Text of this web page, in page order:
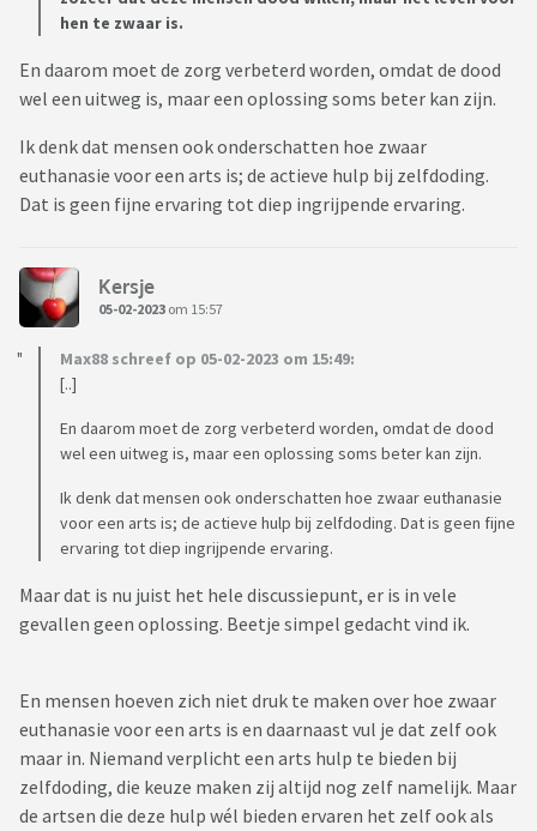
hen te zwaar is.
En daarom moet de zorg verbeterd worden, omdat de dood
wel een uitweg is, maar een oplossing soms beter kan zijn.
Ik denk dat mensen ook onderschatten hoe zwaar
euthanasie voor een arts is; de actieve hulp bij zelfdoding.
Dat is geen fijne ervaring tot diep ingrijpende ervaring.
Kersje
05-02-2023 om 15:57
Max88 schreef op 05-02-2023 om 15:49:
[..]
En daarom moet de zorg verbeterd worden, omdat de dood
wel een uitweg is, maar een oplossing soms beter kan zijn.
Ik denk dat mensen ook onderschatten hoe zwaar euthanasie
voor een arts is; de actieve hulp bij zelfdoding. Dat is geen fijne
ervaring tot diep ingrijpende ervaring.
Maar dat is nu juist het hele discussiepunt, er is in vele
gevallen geen oplossing. Beetje simpel gedacht vind ik.
En mensen hoeven zich niet druk te maken over hoe zwaar
euthanasie voor een arts is en daarnaast vul je dat zelf ook
maar in. Niemand verplicht een arts hulp te bieden bij
zelfdoding, die keuze maken zij altijd nog zelf namelijk. Maar
de artsen die deze hulp wél bieden ervaren het zelf ook als